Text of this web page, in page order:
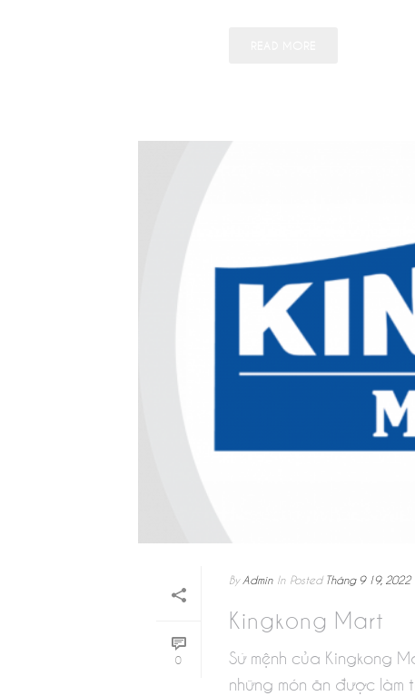
0
ByAdmin In Posted Tháng 9 19, 2022
Kingkong Mart
Sứ mệnh của Kingkong
những món ăn được